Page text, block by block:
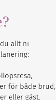
allt ni
för både brud,
eller gäst.